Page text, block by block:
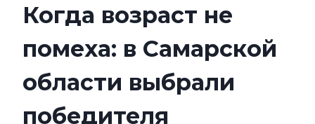
Когда возраст не
помеха: в Самарской
области выбрали
победителя